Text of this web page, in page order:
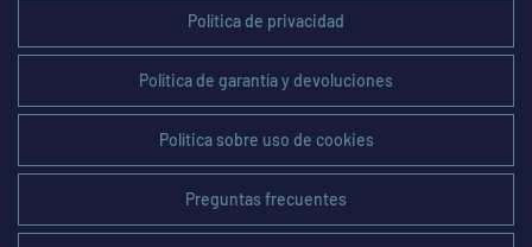
Política de privacidad
Política de garantía y devoluciones
Política sobre uso de cookies
Preguntas frecuentes